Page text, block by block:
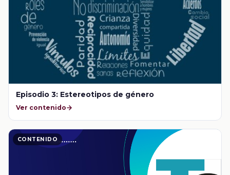
Episodio 3: Estereotipos de género
Ver contenido
CONTENIDO